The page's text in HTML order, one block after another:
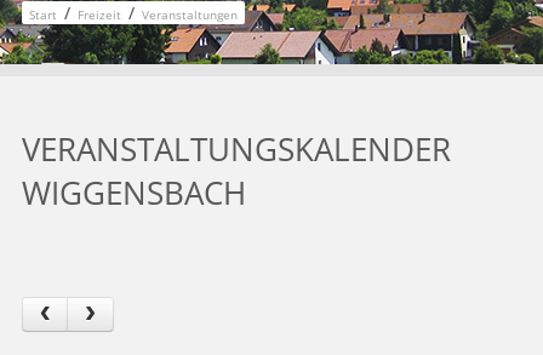
Start / Freizeit / Veranstaltungen
VERANSTALTUNGSKALENDER
WIGGENSBACH